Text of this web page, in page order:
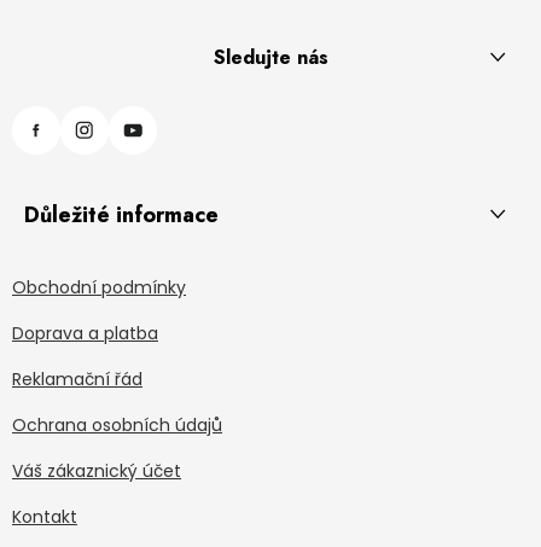
Sledujte nás
Důležité informace
Obchodní podmínky
Doprava a platba
Reklamační řád
Ochrana osobních údajů
Váš zákaznický účet
Kontakt